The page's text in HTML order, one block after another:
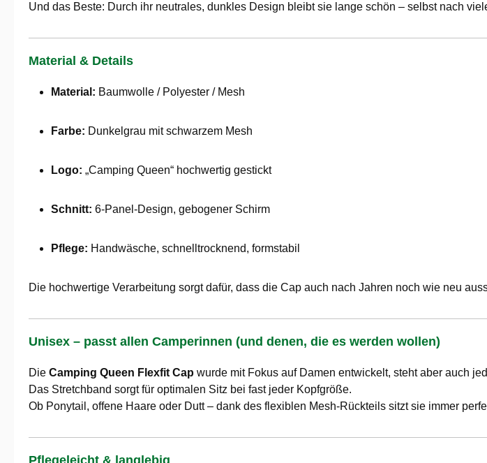
Und das Beste: Durch ihr neutrales, dunkles Design bleibt sie lange schön – selbst nach
Material & Details
Material: Baumwolle / Polyester / Mesh
Farbe: Dunkelgrau mit schwarzem Mesh
Logo: „Camping Queen“ hochwertig gestickt
Schnitt: 6-Panel-Design, gebogener Schirm
Pflege: Handwäsche, schnelltrocknend, formstabil
Die hochwertige Verarbeitung sorgt dafür, dass die Cap auch nach Jahren noch wie neu
Unisex – passt allen Camperinnen (und denen, die es werden wollen)
Die Camping Queen Flexfit Cap wurde mit Fokus auf Damen entwickelt, steht aber auch
Das Stretchband sorgt für optimalen Sitz bei fast jeder Kopfgröße.
Ob Ponytail, offene Haare oder Dutt – dank des flexiblen Mesh-Rückteils sitzt sie immer